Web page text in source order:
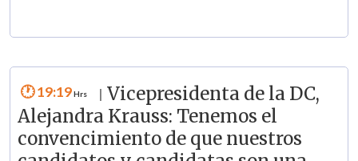
19:19
Vicepresidenta de la DC,
Alejandra Krauss: Tenemos el
convencimiento de que nuestros